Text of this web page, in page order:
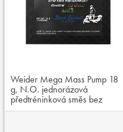
Weider Mega Mass Pump 18
g, N.O. jednorázová
předtréninková směs bez
kofeinu